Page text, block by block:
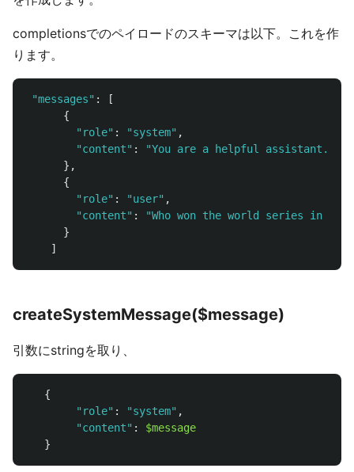
completionsでのペイロードのスキーマは以下。これを作
ります。
"messages" :
[
{
" role" : "system" ,
"content" : "You are a helpful assistant.
},
{
" role" : "user" ,
"content" : "Who won the world series in
}
]
createSystemMessage($message)
引数にstringを取り、
{
" role" : "system" ,
"content" :
$message
}